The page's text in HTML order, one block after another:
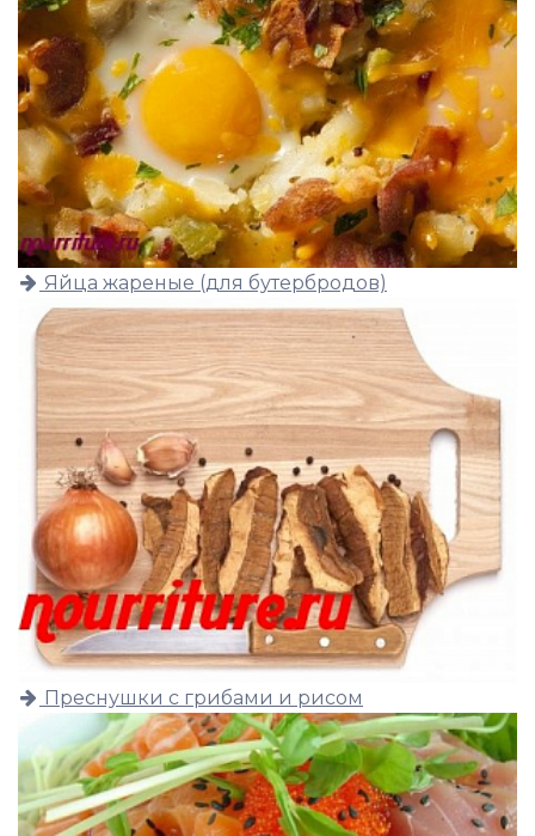
Яйца жареные (для бутербродов)
Преснушки с грибами и рисом